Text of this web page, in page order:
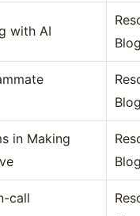
with AI
in Making
call